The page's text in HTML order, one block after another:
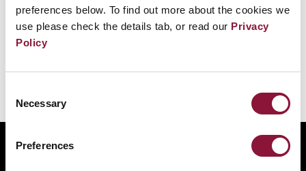
preferences below. To find out more about the cookies we
use please check the details tab, or read our Privacy
Policy
Selection
Necessary
Preferences
בתמיכתכם נוכל להוביל את הקמפיין עד למיצוי, ולהגיע לאפס
כלי נשק גרעיניים.
ABOUT